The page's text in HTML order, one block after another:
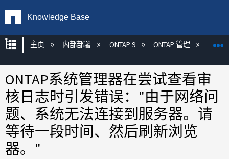
Knowledge Base
扩展/隐缩全局层次
主页 内部部署 ONTAP 9 ONTAP 管理
ONTAP系统管理器在尝试查看审
核日志时引发错误："由于网络问
题、系统无法连接到服务器。请
等待一段时间、然后刷新浏览
器。"